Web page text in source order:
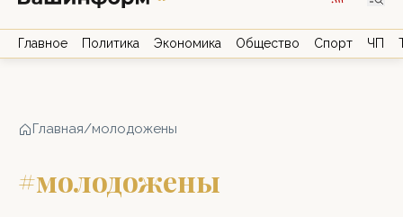
Главное Политика Экономика Общество Спорт ЧП
Главная/молодожены
#молодожены